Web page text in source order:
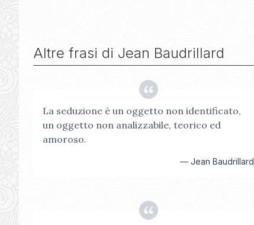
Altre frasi di Jean Baudrillard
La seduzione è un oggetto non identificato,
un oggetto non analizzabile, teorico ed
amoroso.
—Jean Baudrillard